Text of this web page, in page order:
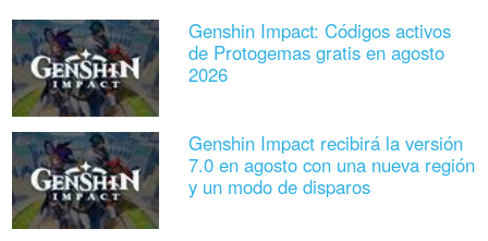
Genshin Impact: Códigos activos
de Protogemas gratis en agosto
2026
Genshin Impact recibirá la versión
7.0 en agosto con una nueva región
y un modo de disparos